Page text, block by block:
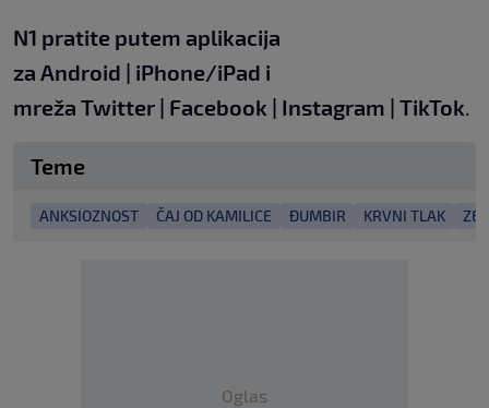
N1 pratite putem aplikacija
za Android iPhone/iPad i
mreža Twitter Facebook Instagram TikTok.
Teme
ANKSIOZNOST ČAJ OD KAMILICE ĐUMBIR KRVNI TLAK
Oglas